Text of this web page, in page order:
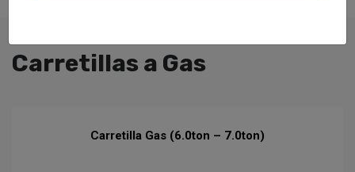
Carretillas a Gas
Carretilla Gas (6.0ton – 7.0ton)